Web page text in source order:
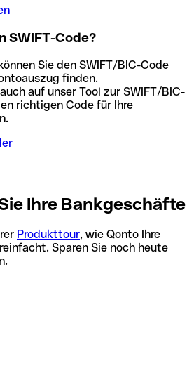
SWIFT-Code?
Sie den SWIFT/BIC-Code
finden.
auf unser Tool zur SWIFT/BIC-
richtigen Code für Ihre
Ihre Bankgeschäfte
Produkttour, wie Qonto Ihre
Sparen Sie noch heute